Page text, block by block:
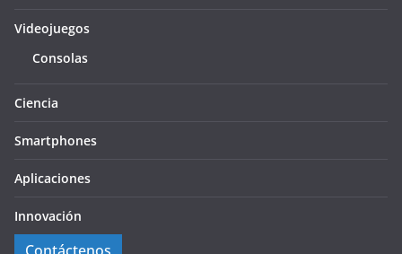
Videojuegos
Consolas
Ciencia
Smartphones
Aplicaciones
Innovación